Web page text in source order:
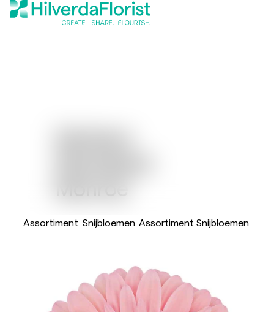
Assortiment Snijbloemen Assortiment Snijbloemen